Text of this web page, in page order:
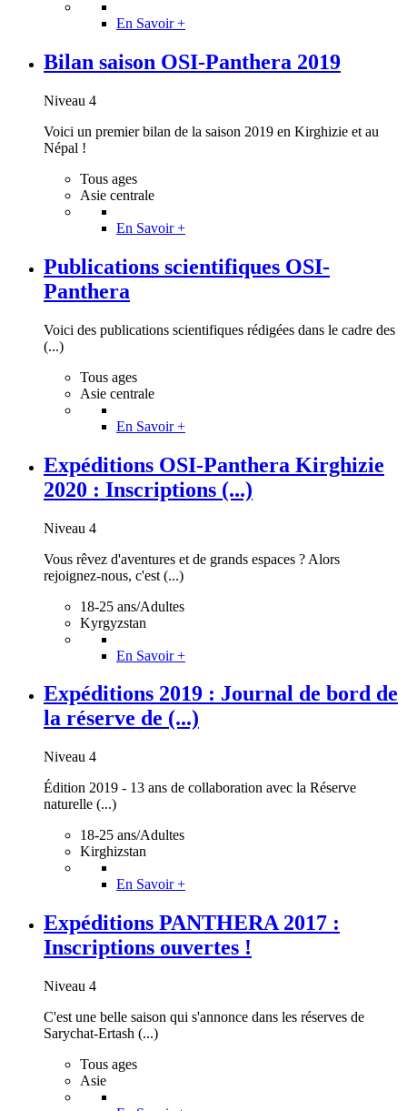
En Savoir +
Bilan saison OSI-Panthera 2019
Niveau 4
Voici un premier bilan de la saison 2019 en Kirghizie et au
Népal !
Tous ages
Asie centrale
En Savoir +
Publications scientifiques OSI-
Panthera
Voici des publications scientifiques rédigées dans le cadre des
(...)
Tous ages
Asie centrale
En Savoir +
Expéditions OSI-Panthera Kirghizie
2020 : Inscriptions (...)
Niveau 4
Vous rêvez d'aventures et de grands espaces ? Alors
rejoignez-nous, c'est (...)
18-25 ans/Adultes
Kyrgyzstan
En Savoir +
Expéditions 2019 : Journal de bord de
la réserve de (...)
Niveau 4
Édition 2019 - 13 ans de collaboration avec la Réserve
naturelle (...)
18-25 ans/Adultes
Kirghizstan
En Savoir +
Expéditions PANTHERA 2017 :
Inscriptions ouvertes !
Niveau 4
C'est une belle saison qui s'annonce dans les réserves de
Sarychat-Ertash (...)
Tous ages
Asie